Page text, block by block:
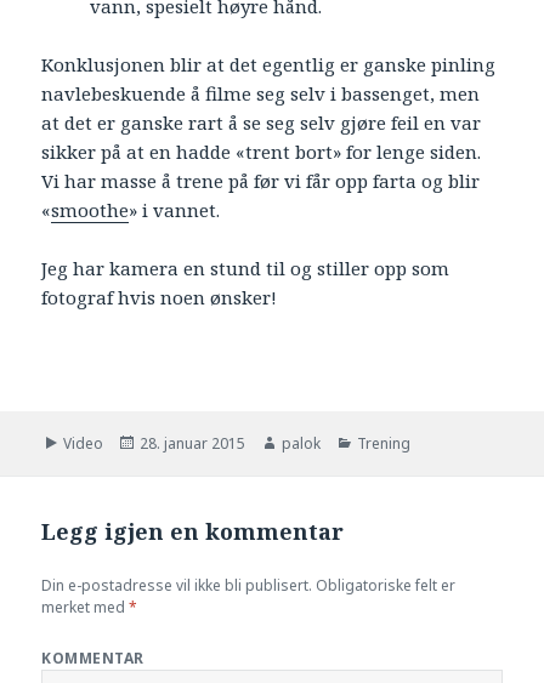
vann, spesielt høyre hånd.
Konklusjonen blir at det egentlig er ganske pinling
navlebeskuende å filme seg selv i bassenget, men
at det er ganske rart å se seg selv gjøre feil en var
sikker på at en hadde «trent bort» for lenge siden.
Vi har masse å trene på før vi får opp farta og blir
«smoothe» i vannet.
Jeg har kamera en stund til og stiller opp som
fotograf hvis noen ønsker!
Format
Video Publisert
28. januar 2015 Forfatter
palok Kategorier
Trening
Legg igjen en kommentar
Din e-postadresse vil ikke bli publisert. Obligatoriske felt er
merket med*
KOMMENTAR